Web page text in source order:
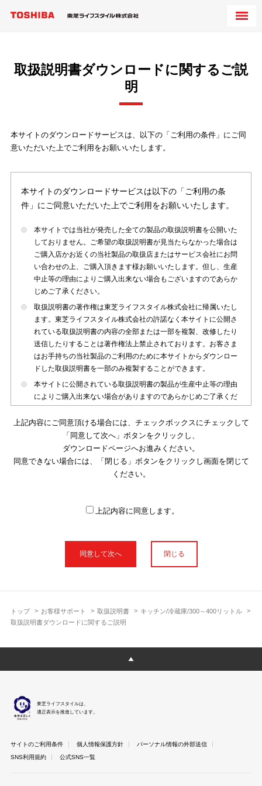
トップ お客様サポート 取扱説明書
キッチン/冷蔵庫/300～400リットル
取扱説明書ダウンロードに関するご説明
取扱説明書ダウンロードに関するご説
明
本サイトのダウンロードサービスは、以下の「ご利用の条件」にご同
意いただいた上でご利用をお願いいたします。
本サイトのダウンロードサービスは以下の「ご利用の条
件」にご同意いただいた上でご利用をお願いいたします。
本サイトでは当社が発売した全ての製品の取扱説明書を公開いた
しておりません。ご希望の取扱説明書が見当たらなかった場合は
ご購入店かお近くの当社製品の取扱店またはサービス会社にお問
い合わせの上、ご購入頂きます様お願いいたします。但し、生産
中止等の理由によりご購入出来ない場合もございますのであらか
じめご了承ください。
取扱説明書の著作権は東芝ライフスタイル株式会社に帰属いたし
ます。東芝ライフスタイル株式会社の許諾なく本サイトに公開さ
れている取扱説明書の内容の全部または一部を複製、改修したり
送信したりすることは著作権法上禁止されております。お客さま
はお手持ちの当社製品のご利用のために本サイトからダウンロー
ドした取扱説明書を一部のみ複製することができます。
本サイトに公開されている取扱説明書の製品が生産中止等の理由
によりご購入出来ない場合がありますのであらかじめご了承くだ
本サイトに公開されている取扱説明書は、製品が発売された時点
のものを掲載しております。従いまして本サイトに掲載されてい
る取扱説明書の記載内容とお客さまがお持ちの製品の仕様がその
後のマイナーチェンジ等で変更になる場合がございます。本サイ
トに公開されている取扱説明書の内容とお手持ちの製品の仕様に
使用上のご注意や安全上のご注意、また測定基準や数値等は取扱
説明書が作成された時点での基準に応じた内容となっております
明書以外の印刷物が同梱されている場合がありますが、本サイト
ではそれらを全て公開しておりませんのであらかじめご了承くだ
本サイトのサービスは予告なく中止または内容を変更する場合が
ございますのであらかじめご了承ください。
さま以外からのお問い合わせにはお答えできない場合があります
のであらかじめご了承ください。
上記内容にご同意頂ける場合には、チェックボックスにチェックして
「同意して次へ」ボタンをクリックし、
ダウンロードページへお進みください。
同意できない場合には、「閉じる」ボタンをクリックし画面を閉じて
ください。
上記内容に同意します。
閉じる
東芝ライフスタイルは、
適正表示を推進しています。
サイトのご利用条件 個人情報保護方針
パーソナル情報の外部送信
SNS利用規約
公式SNS一覧